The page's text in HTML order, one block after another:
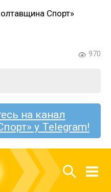
Спорт»
970
на канал
у Telegram!